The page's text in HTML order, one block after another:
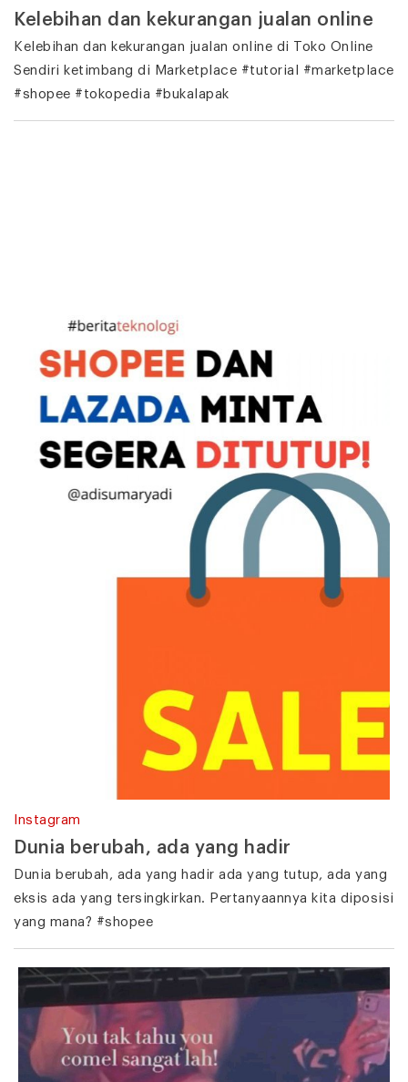
Kelebihan dan kekurangan jualan online
Kelebihan dan kekurangan jualan online di Toko Online
Sendiri ketimbang di Marketplace #tutorial #marketplace
#shopee #tokopedia #bukalapak
Instagram
Dunia berubah, ada yang hadir
Dunia berubah, ada yang hadir ada yang tutup, ada yang
eksis ada yang tersingkirkan. Pertanyaannya kita diposisi
yang mana? #shopee